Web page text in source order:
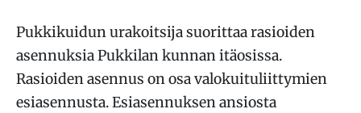
Pukkikuidun urakoitsija suorittaa rasioiden
asennuksia Pukkilan kunnan itäosissa.
Rasioiden asennus on osa valokuituliittymien
esiasennusta. Esiasennuksen ansiosta